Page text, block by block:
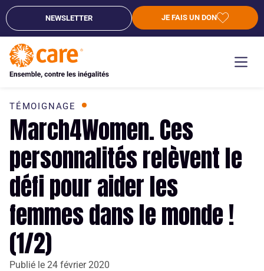
NEWSLETTER JE FAIS UN DON
TÉMOIGNAGE
March4Women. Ces
personnalités relèvent le
défi pour aider les
femmes dans le monde !
(1/2)
Publié le 24 février 2020